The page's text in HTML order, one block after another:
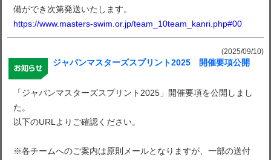
備ができ次第発送いたします。
https://www.masters-swim.or.jp/team_10team_kanri.php#00
(2025/09/10)
ジャパンマスターズスプリント2025 開催要項公開
「ジャパンマスターズスプリント2025」開催要項を公開しまし
た。
以下のURLよりご確認ください。
※各チームへのご案内は原則メールとなりますが、一部の送付